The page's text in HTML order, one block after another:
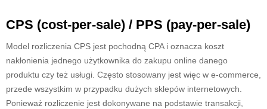
CPS (cost-per-sale) / PPS (pay-per-sale)
Model rozliczenia CPS jest pochodną CPA i oznacza koszt
nakłonienia jednego użytkownika do zakupu online danego
produktu czy też usługi. Często stosowany jest więc w e-commerce,
przede wszystkim w przypadku dużych sklepów internetowych.
Ponieważ rozliczenie jest dokonywane na podstawie transakcji,